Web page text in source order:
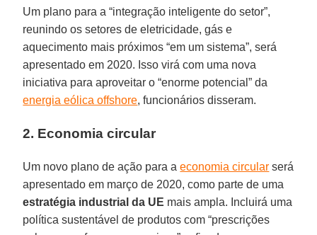
Um plano para a “integração inteligente do setor”,
reunindo os setores de eletricidade, gás e
aquecimento mais próximos “em um sistema”, será
apresentado em 2020. Isso virá com uma nova
iniciativa para aproveitar o “enorme potencial” da
energia eólica offshore, funcionários disseram.
2. Economia circular
Um novo plano de ação para aeconomia circular será
apresentado em março de 2020, como parte de uma
estratégia industrial da UE mais ampla. Incluirá uma
política sustentável de produtos com “prescrições